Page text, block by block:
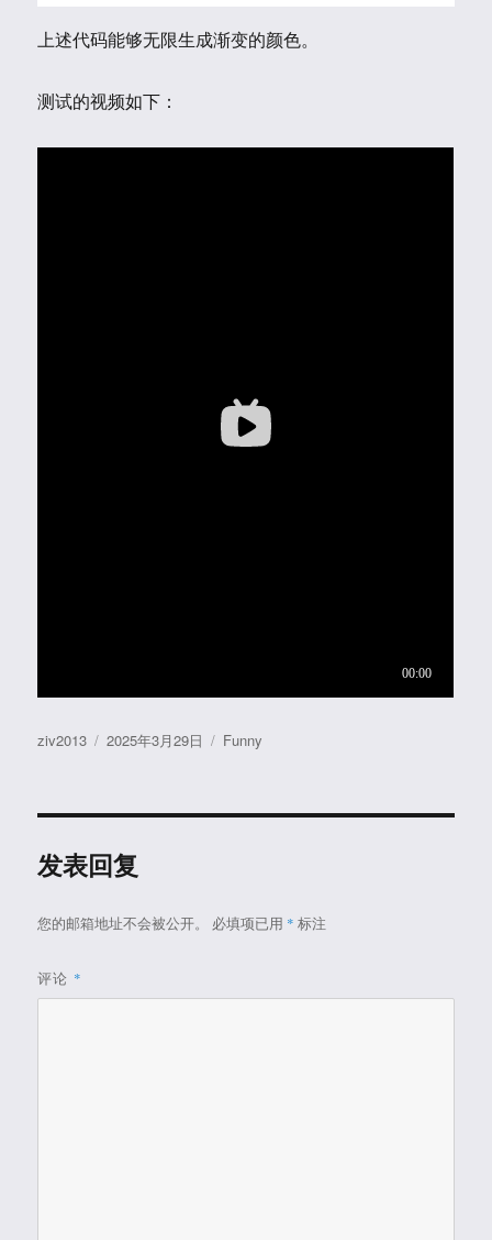
上述代码能够无限生成渐变的颜色。
测试的视频如下：
作
ziv2013
发
2025年3月29日
分
Funny
发表回复
您的邮箱地址不会被公开。 必填项已用 * 标注
评论 *